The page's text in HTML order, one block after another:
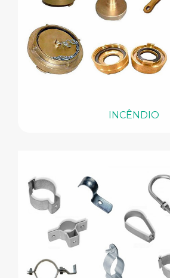
INCÊNDIO